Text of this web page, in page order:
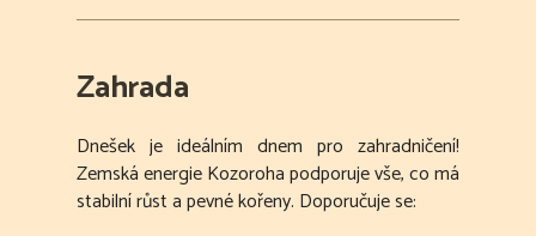
Zahrada
Dnešek je ideálním dnem pro zahradničení!
Zemská energie Kozoroha podporuje vše, co má
stabilní růst a pevné kořeny. Doporučuje se: